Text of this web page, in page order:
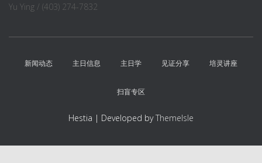
Yu Ying / (403) 274-7832
新闻动态 主日信息 主日学 见证分享 培灵讲座
扫盲专区
Hestia | Developed byThemeIsle